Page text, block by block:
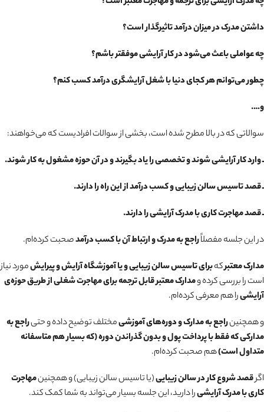
داشتن مدرک در میزان درآمد تاثیرگذار است؟
چه عواملی باعث می‌شود در کار آرایشی موفقتر باشم؟
چطور می‌توانم هر کجای دنیا با شغل آرایشگری درآمد کسب کنم؟
و….
سوالاتی که در بالا مطرح شده است، بخشی از سوالات افرادیست که می‌خواهند:
ـ وارد کار آرایشی شوند و تخصصی را یاد بگیرند و در آن حوزه مشغول به کار شوند.
ـ قصد تاسیس سالن زیبایی و کسب درآمد از این راه را دارند.
ـ قصد مهاجرت کاری با مدرک آرایشی را دارند.
در این جلسه مفصلاًراجع به مدرک و ارتباط آن با کسب درآمدصحبت کرده‌ام.
مدارک معتبرکهبرای تاسیس سالن زیبایی و یا آموزشگاه آرایش و پیرایشمورد نیاز
است را بررسی کرده ومدارک معتبر قابل ترجمه برای مهاجرت شغلی از طریق حوزه‌ی
آرایشیرا هم معرفی کرده‌ام.
و همچنینراجع به مدارک و دوره‌های آموزشیمختلف توضیح داده و حتیراجع به
مدارکی که فقط با پرداخت پول و بدون گذراندن دوره (که بسیار هم متاسفانه
متداول است)هم صحبت کرده‌ام.
اگرقصد شروع کار در سالن زیبایی(یا تاسیس سالن زیبایی) و همچنینمهاجرت
کاری با مدرک آرایشیرا دارید، این جلسه بسیار می‌تواند به شما کمک کند.